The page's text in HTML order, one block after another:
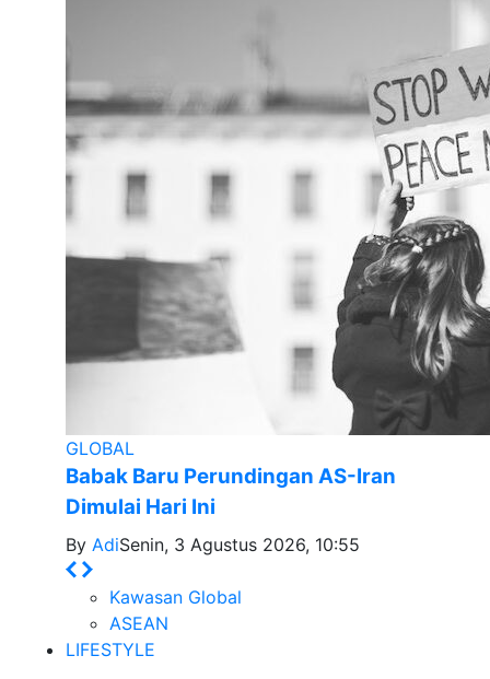
GLOBAL
Babak Baru Perundingan AS-Iran
Dimulai Hari Ini
By AdiSenin, 3 Agustus 2026, 10:55
Kawasan Global
ASEAN
LIFESTYLE